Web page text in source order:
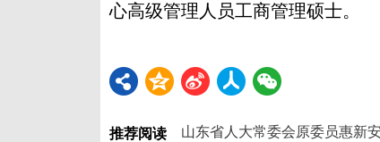
心高级管理人员工商管理硕士。
推荐阅读
山东省人大常委会原委员惠新